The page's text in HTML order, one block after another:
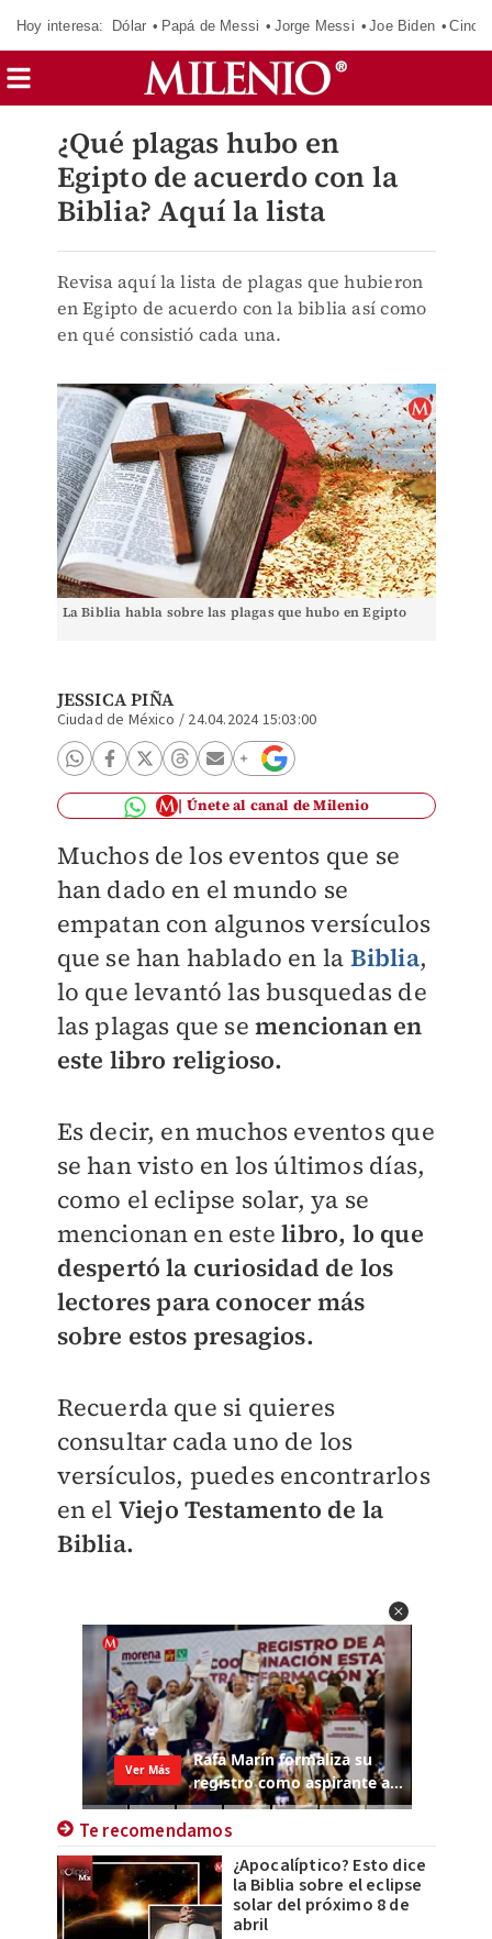
Hoy interesa: Dólar Papá de Messi Jorge Messi Joe Biden
¿Qué plagas hubo en
Egipto de acuerdo con la
Biblia? Aquí la lista
Revisa aquí la lista de plagas que hubieron
en Egipto de acuerdo con la biblia así como
en qué consistió cada una.
La Biblia habla sobre las plagas que hubo en Egipto
JESSICA PIÑA
Ciudad de México / 24.04.2024 15:03:00
Únete al canal de Milenio
Muchos de los eventos que se
han dado en el mundo se
empatan con algunos versículos
que se han hablado en la Biblia,
lo que levantó las busquedas de
las plagas que semencionan en
este libro religioso.
Es decir, en muchos eventos que
se han visto en los últimos días,
como el eclipse solar, ya se
mencionan en estelibro, lo que
despertó la curiosidad de los
lectores para conocer más
sobre estos presagios.
Recuerda que si quieres
consultar cada uno de los
versículos, puedes encontrarlos
en el Viejo Testamento de la
Biblia.
Te recomendamos
¿Apocalíptico? Esto dice
la Biblia sobre el eclipse
solar del próximo 8 de
abril